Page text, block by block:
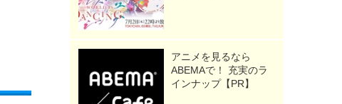
アニメを見るなら
ABEMAで！ 充実のラ
インナップ【PR】